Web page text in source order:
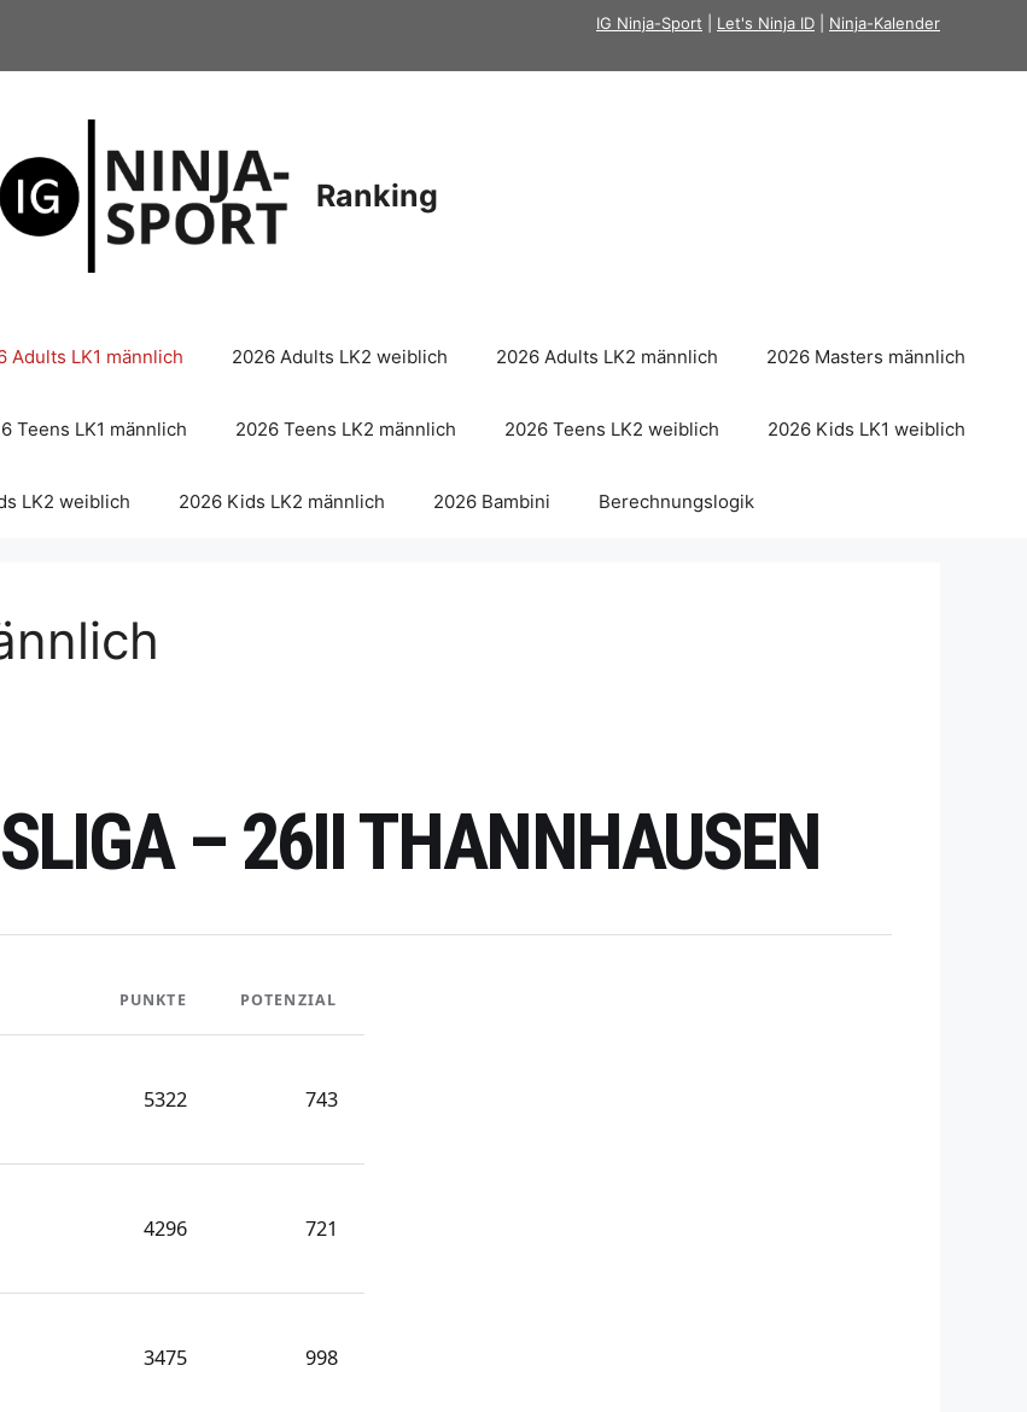
IG Ninja-Sport Let's Ninja ID Ninja-Kalender
Ranking
Adults LK1 männlich 2026 Adults LK2 weiblich 2026 Adults LK2 männlich 2026 Masters männlich
Teens LK1 männlich 2026 Teens LK2 männlich 2026 Teens LK2 weiblich 2026 Kids LK1 weiblich
LK2 weiblich 2026 Kids LK2 männlich 2026 Bambini Berechnungslogik
– 26II THANNHAUSEN
PUNKTE POTENZIAL
5322 743
4296 721
3475 998